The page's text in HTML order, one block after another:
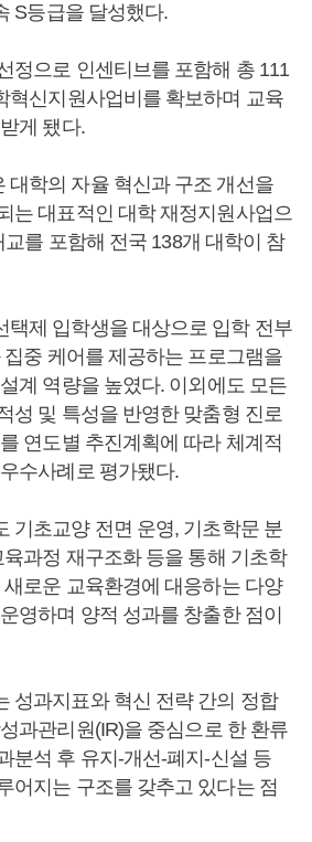
S등급을 달성했다.
정으로 인센티브를 포함해 총 111
혁신지원사업비를 확보하며 교육
게 됐다.
대학의 자율 혁신과 구조 개선을
는 대표적인 대학 재정지원사업으
를 포함해 전국 138개 대학이 참
택제 입학생을 대상으로 입학 전부
중 케어를 제공하는 프로그램을
계 역량을 높였다. 이외에도 모든
성 및 특성을 반영한 맞춤형 진로
연도별 추진계획에 따라 체계적
수사례로 평가됐다.
기초교양 전면 운영, 기초학문 분
과정 재구조화 등을 통해 기초학
로운 교육환경에 대응하는 다양
영하며 양적 성과를 창출한 점이
성과지표와 혁신 전략 간의 정합
과관리원(IR)을 중심으로 한 환류
분석 후 유지-개선-폐지-신설 등
어지는 구조를 갖추고 있다는 점